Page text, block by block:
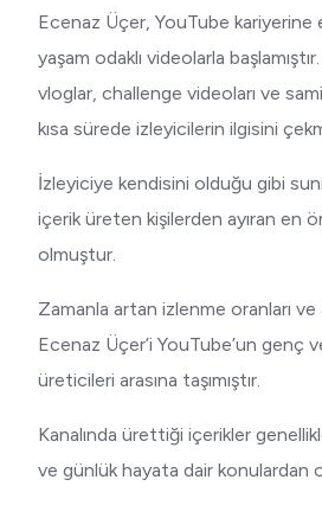
Ecenaz Üçer, YouTube
yaşam odaklı videolarla
vloglar, challenge videoları ve
kısa sürede izleyicilerin ilgisini
İzleyiciye kendisini olduğu gibi
içerik üreten kişilerden ayıran en
olmuştur.
Zamanla artan izlenme oranları ve
Ecenaz Üçer’i YouTube’un genç
üreticileri arasına taşımıştır.
Kanalında ürettiği içerikler
ve günlük hayata dair konulardan